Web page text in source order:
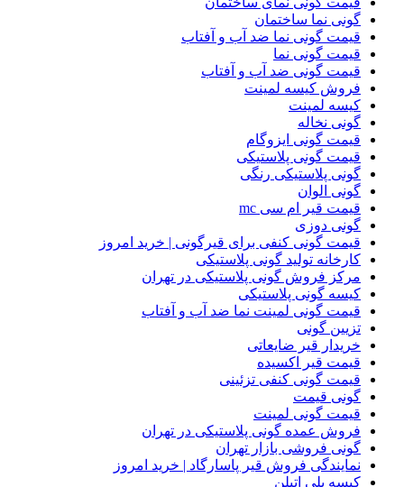
گونی نما ساختمان
قیمت گونی نما ضد آب و آفتاب
قیمت گونی نما
قیمت گونی ضد آب و آفتاب
فروش کیسه لمینت
کیسه لمینت
گونی نخاله
قیمت گونی ایزوگام
قیمت گونی پلاستیکی
گونی پلاستیکی رنگی
گونی الوان
قیمت قیر ام سی mc
گونی دوزی
قیمت گونی کنفی برای قیرگونی | خرید امروز
کارخانه تولید گونی پلاستیکی
مرکز فروش گونی پلاستیکی در تهران
کیسه گونی پلاستیکی
قیمت گونی لمینت نما ضد آب و آفتاب
تزیین گونی
خریدار قیر ضایعاتی
قیمت قیر اکسیده
قیمت گونی کنفی تزئینی
گونی قیمت
قیمت گونی لمینت
فروش عمده گونی پلاستیکی در تهران
گونی فروشی بازار تهران
نمایندگی فروش قیر پاسارگاد | خرید امروز
کیسه پلی اتیلن